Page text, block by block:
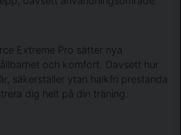
Extreme Pro sätter nya
och komfort. Oavsett hur
säkerställer ytan halkfri prestanda
dig helt på din träning.